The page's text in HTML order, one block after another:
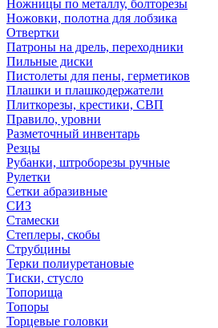
Ножницы по металлу, болторезы
Ножовки, полотна для лобзика
Отвертки
Патроны на дрель, переходники
Пильные диски
Пистолеты для пены, герметиков
Плашки и плашкодержатели
Плиткорезы, крестики, СВП
Правило, уровни
Разметочный инвентарь
Резцы
Рубанки, штроборезы ручные
Рулетки
Сетки абразивные
СИЗ
Стамески
Степлеры, скобы
Струбцины
Терки полиуретановые
Тиски, стусло
Топорища
Топоры
Торцевые головки